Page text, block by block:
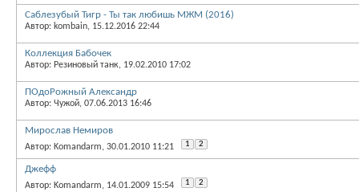
Саблезубый Тигр - Ты так любишь МЖМ (2016)
Автор: kombain, 15.12.2016 22:44
Коллекция Бабочек
Автор: Резиновый танк, 19.02.2010 17:02
ПОдоРожный Александр
Автор: Чужой, 07.06.2013 16:46
Мирослав Немиров
Автор: Komandarm, 30.01.2010 11:21 1 2
Джефф
Автор: Komandarm, 14.01.2009 15:54 1 2